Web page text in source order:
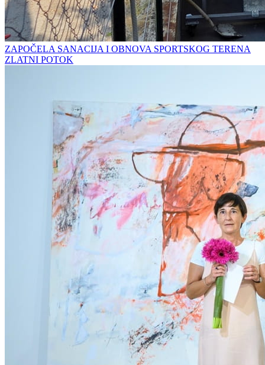
ZAPOČELA SANACIJA I OBNOVA SPORTSKOG TERENA
ZLATNI POTOK